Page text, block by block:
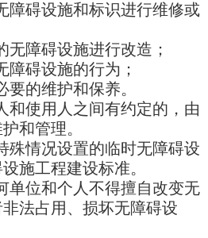
障碍设施和标识进行维修或
无障碍设施进行改造；
障碍设施的行为；
要的维护和保养。
和使用人之间有约定的，由
和管理。
情况设置的临时无障碍设
施工程建设标准。
位和个人不得擅自改变无
法占用、损坏无障碍设